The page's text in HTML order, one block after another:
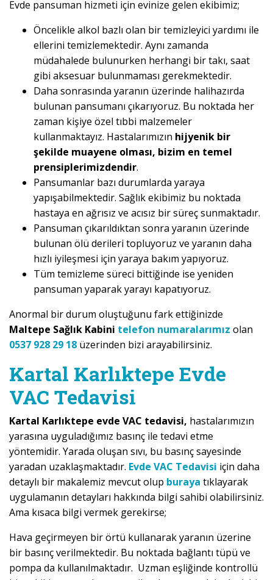
Evde pansuman hizmeti için evinize gelen ekibimiz;
Öncelikle alkol bazlı olan bir temizleyici yardımı ile
ellerini temizlemektedir. Aynı zamanda
müdahalede bulunurken herhangi bir takı, saat
gibi aksesuar bulunmaması gerekmektedir.
Daha sonrasında yaranın üzerinde halihazırda
bulunan pansumanı çıkarıyoruz. Bu noktada her
zaman kişiye özel tıbbi malzemeler
kullanmaktayız. Hastalarımızın hijyenik bir
şekilde muayene olması, bizim en temel
prensiplerimizdendir.
Pansumanlar bazı durumlarda yaraya
yapışabilmektedir. Sağlık ekibimiz bu noktada
hastaya en ağrısız ve acısız bir süreç sunmaktadır.
Pansuman çıkarıldıktan sonra yaranın üzerinde
bulunan ölü derileri topluyoruz ve yaranın daha
hızlı iyileşmesi için yaraya bakım yapıyoruz.
Tüm temizleme süreci bittiğinde ise yeniden
pansuman yaparak yarayı kapatıyoruz.
Anormal bir durum oluştuğunu fark ettiğinizde
Maltepe Sağlık Kabini telefon numaralarımız olan
0537 928 29 18 üzerinden bizi arayabilirsiniz.
Kartal Karlıktepe Evde
VAC Tedavisi
Kartal Karlıktepe evde VAC tedavisi, hastalarımızın
yarasına uyguladığımız basınç ile tedavi etme
yöntemidir. Yarada oluşan sıvı, bu basınç sayesinde
yaradan uzaklaşmaktadır. Evde VAC Tedavisi için daha
detaylı bir makalemiz mevcut olup buraya tıklayarak
uygulamanın detayları hakkında bilgi sahibi olabilirsiniz.
Ama kısaca bilgi vermek gerekirse;
Hava geçirmeyen bir örtü kullanarak yaranın üzerine
bir basınç verilmektedir. Bu noktada bağlantı tüpü ve
pompa da kullanılmaktadır. Uzman eşliğinde kontrollü